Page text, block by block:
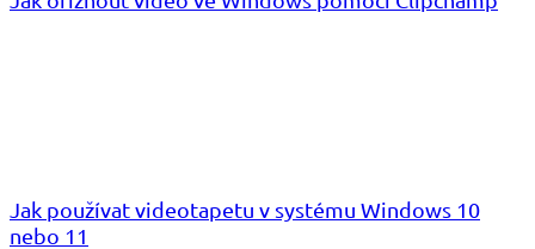
Jak používat videotapetu v systému Windows 10
nebo 11